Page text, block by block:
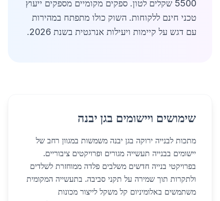
5500 שקלים לטון. ספקים מקומיים מספקים ייעוץ
טכני חינם ללקוחות. השוק כולו מתפתח במהירות
עם דגש על קיימות ויעילות אנרגטית בשנת 2026.
שימושים ויישומים בגן יבנה
מתכות לבנייה ירוקה בגן יבנה משמשות במגוון רחב של
יישומים בבנייה תעשייה מגורים ופרויקטים ציבוריים.
בפרויקטי בנייה חדשים משלבים פלדה ממוחזרת לשלדים
ולתקרות תוך שמירה על תקני סביבה. בתעשייה המקומית
משתמשים באלומיניום קל משקל לייצור מכונות